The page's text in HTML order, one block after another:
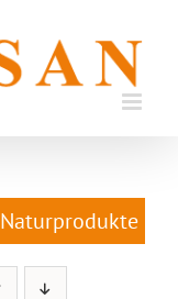
Naturprodukte